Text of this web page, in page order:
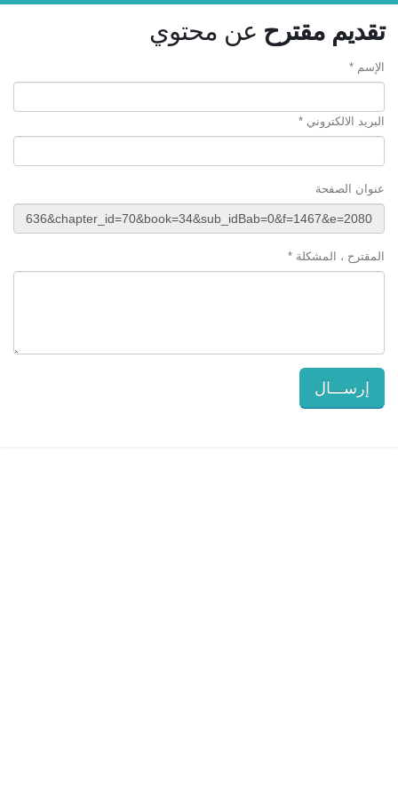
تقديم مقترح عن محتوي
الإسم *
البريد الالكتروني *
عنوان الصفحة
المقترح ، المشكلة *